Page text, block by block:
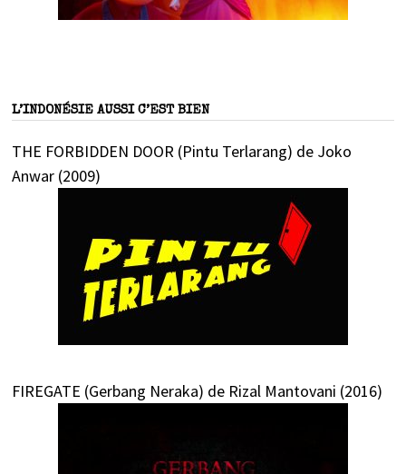
L’INDONÉSIE AUSSI C’EST BIEN
THE FORBIDDEN DOOR (Pintu Terlarang) de Joko
Anwar (2009)
FIREGATE (Gerbang Neraka) de Rizal Mantovani (2016)